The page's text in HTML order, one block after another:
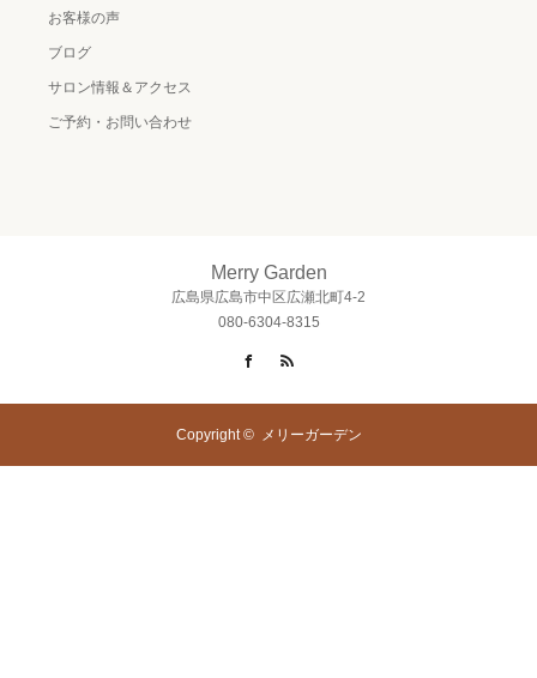
お客様の声
ブログ
サロン情報＆アクセス
ご予約・お問い合わせ
Merry Garden
広島県広島市中区広瀬北町4-2
080-6304-8315
Facebook
Copyright © メリーガーデン